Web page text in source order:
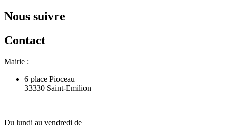
Nous suivre
Contact
Mairie :
6 place Pioceau
33330 Saint-Emilion
Du lundi au vendredi de